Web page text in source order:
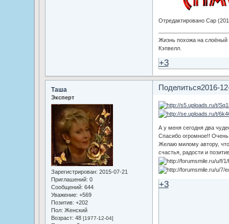
Отредактировано Cap
Жизнь похожа на слоёный
Кэпвелл.
+3
Поделиться2016-
Таша
Эксперт
Зарегистрирован: 2015-07-21
Приглашений: 0
Сообщений: 644
Уважение: +569
Позитив: +202
Пол: Женский
Возраст: 48 [1977-12-04]
А у меня сегодня два
Спасибо огромное!! Очень
Желаю милому автору,
счастья, радости и
+3